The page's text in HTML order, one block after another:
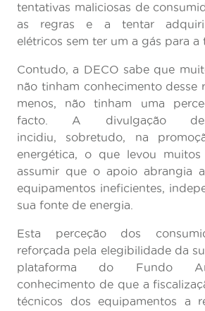
tentativas maliciosas de
as regras e a tentar adquirir
elétricos sem ter um a gás para a
Contudo, a DECO sabe que
não tinham conhecimento desse
menos, não tinham uma
facto. A divulgação
incidiu, sobretudo, na
energética, o que levou muitos
assumir que o apoio abrangia
equipamentos ineficientes,
sua fonte de energia.
Esta perceção dos
reforçada pela elegibilidade da
plataforma do Fundo
conhecimento de que a
técnicos dos equipamentos a